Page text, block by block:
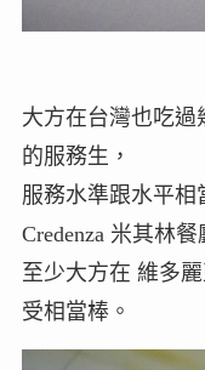
大方在台灣也吃過
的服務生，
服務水準跟水平相
Credenza 米其林
至少大方在 維多
受相當棒。